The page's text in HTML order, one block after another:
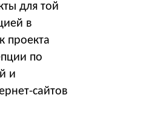
для той
в
проекта
по
и
сайтов